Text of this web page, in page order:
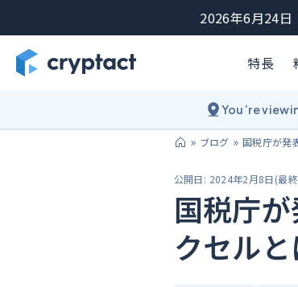
2026年6月24日
特長
You’re
ブログ 国税庁が発
公開日: 2024年2月8日(最
国税庁
クセル